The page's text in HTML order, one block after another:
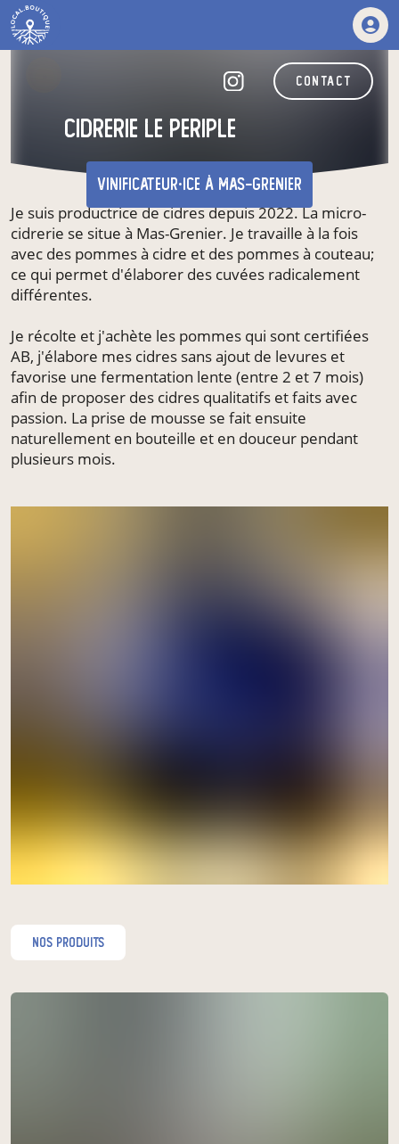
contact
cidrerie le periple
vinificateur·ice à Mas-Grenier
Je suis productrice de cidres depuis 2022. La micro-
cidrerie se situe à Mas-Grenier. Je travaille à la fois
avec des pommes à cidre et des pommes à couteau;
ce qui permet d'élaborer des cuvées radicalement
différentes.
Je récolte et j'achète les pommes qui sont certifiées
AB, j'élabore mes cidres sans ajout de levures et
favorise une fermentation lente (entre 2 et 7 mois)
afin de proposer des cidres qualitatifs et faits avec
passion. La prise de mousse se fait ensuite
naturellement en bouteille et en douceur pendant
plusieurs mois.
nos produits